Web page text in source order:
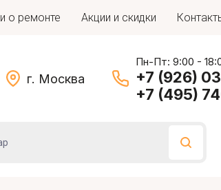
о ремонте Акции и скидки
г. Москва
Пн-Пт: 9:00 -
+7 (926)
+7 (495)